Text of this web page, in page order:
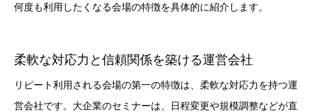
何度も利用したくなる会場の特徴を具体的に紹介します。
柔軟な対応力と信頼関係を築ける運営会社
リピート利用される会場の第一の特徴は、柔軟な対応力を持つ運
営会社です。大企業のセミナーは、日程変更や規模調整などが直